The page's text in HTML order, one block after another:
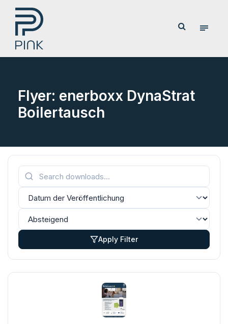
Flyer: enerboxx DynaStrat
Boilertausch
Apply Filter